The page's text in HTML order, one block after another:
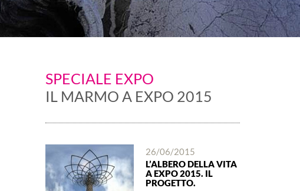
SPECIALE EXPO
IL MARMO A EXPO 2015
26/06/2015
L’ALBERO DELLA VITA
A EXPO 2015. IL
PROGETTO.